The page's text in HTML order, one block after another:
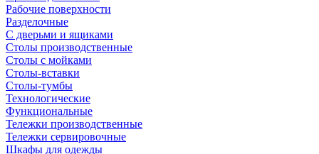
Рабочие поверхности
Разделочные
С дверьми и ящиками
Столы производственные
Столы с мойками
Столы-вставки
Столы-тумбы
Технологические
Функциональные
Тележки производственные
Тележки сервировочные
Шкафы для одежды